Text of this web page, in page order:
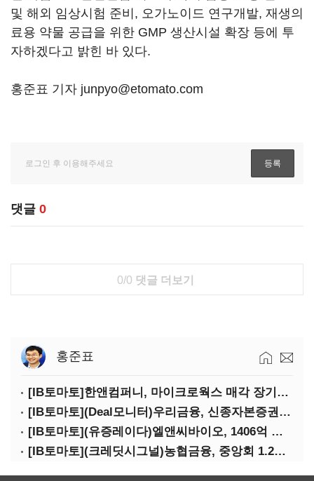
및 해외 임상시험 준비, 오가노이드 연구개발, 재생의
료용 약물 공급을 위한 GMP 생산시설 확장 등에 투
자하겠다고 밝힌 바 있다.
홍준표 기자 junpyo@etomato.com
댓글 0
0/0 댓글 더보기
홍준표
[IB토마토]한앤컴퍼니, 마이크로웍스 매각 장기화 대비…배당 회수판 깔았다
[IB토마토](Deal모니터)우리금융, 신종자본증권 발행했지만 차환금리 '부담'
[IB토마토](유증레이다)엘앤씨바이오, 1406억 유증…최대주주는 절반만 청약
[IB토마토](크레딧시그널)농협금융, 중앙회 1.2조 지원받아 생산적금융 확대